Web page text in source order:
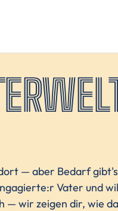
— aber Bedarf
Vater und
— wir zeigen dir, wie